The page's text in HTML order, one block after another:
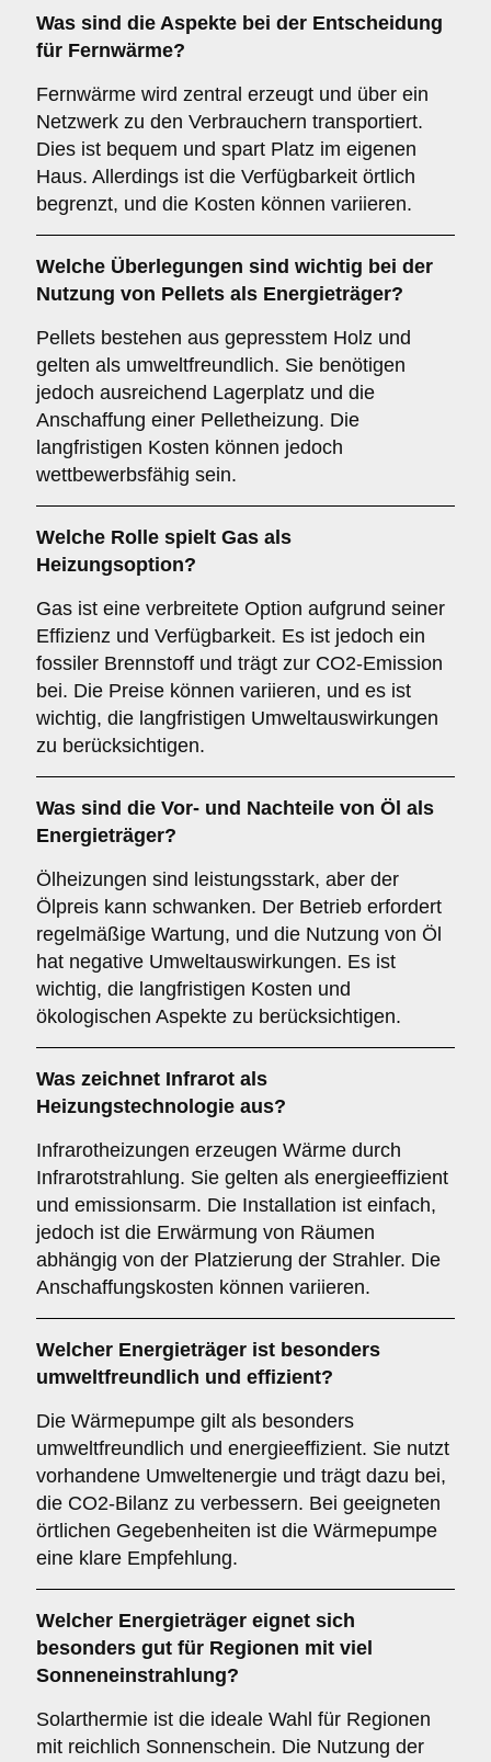
Was sind die Aspekte bei der Entscheidung
für Fernwärme?
Fernwärme wird zentral erzeugt und über ein
Netzwerk zu den Verbrauchern transportiert.
Dies ist bequem und spart Platz im eigenen
Haus. Allerdings ist die Verfügbarkeit örtlich
begrenzt, und die Kosten können variieren.
Welche Überlegungen sind wichtig bei der
Nutzung von Pellets als Energieträger?
Pellets bestehen aus gepresstem Holz und
gelten als umweltfreundlich. Sie benötigen
jedoch ausreichend Lagerplatz und die
Anschaffung einer Pelletheizung. Die
langfristigen Kosten können jedoch
wettbewerbsfähig sein.
Welche Rolle spielt Gas als
Heizungsoption?
Gas ist eine verbreitete Option aufgrund seiner
Effizienz und Verfügbarkeit. Es ist jedoch ein
fossiler Brennstoff und trägt zur CO2-Emission
bei. Die Preise können variieren, und es ist
wichtig, die langfristigen Umweltauswirkungen
zu berücksichtigen.
Was sind die Vor- und Nachteile von Öl als
Energieträger?
Ölheizungen sind leistungsstark, aber der
Ölpreis kann schwanken. Der Betrieb erfordert
regelmäßige Wartung, und die Nutzung von Öl
hat negative Umweltauswirkungen. Es ist
wichtig, die langfristigen Kosten und
ökologischen Aspekte zu berücksichtigen.
Was zeichnet Infrarot als
Heizungstechnologie aus?
Infrarotheizungen erzeugen Wärme durch
Infrarotstrahlung. Sie gelten als energieeffizient
und emissionsarm. Die Installation ist einfach,
jedoch ist die Erwärmung von Räumen
abhängig von der Platzierung der Strahler. Die
Anschaffungskosten können variieren.
Welcher Energieträger ist besonders
umweltfreundlich und effizient?
Die Wärmepumpe gilt als besonders
umweltfreundlich und energieeffizient. Sie nutzt
vorhandene Umweltenergie und trägt dazu bei,
die CO2-Bilanz zu verbessern. Bei geeigneten
örtlichen Gegebenheiten ist die Wärmepumpe
eine klare Empfehlung.
Welcher Energieträger eignet sich
besonders gut für Regionen mit viel
Sonneneinstrahlung?
Solarthermie ist die ideale Wahl für Regionen
mit reichlich Sonnenschein. Die Nutzung der